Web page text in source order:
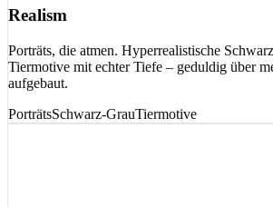
Realism
Porträts, die atmen. Hyperrealistische
Tiermotive mit echter Tiefe – geduldig über
aufgebaut.
PorträtsSchwarz-GrauTiermotive